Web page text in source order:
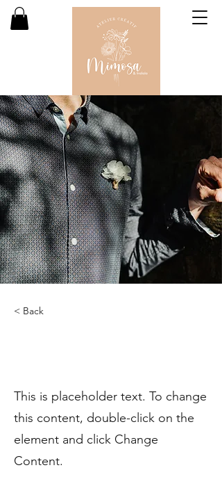
< Back
This is placeholder text. To change
this content, double-click on the
element and click Change
Content.